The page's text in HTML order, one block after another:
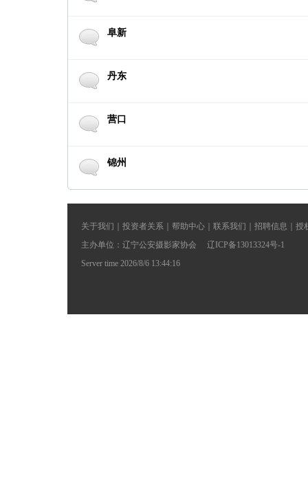
阜新
丹东
营口
锦州
关于我们 投资者关系｜ 帮助中心｜ 联系我们 招聘信息
授
主办单位：辽宁公安摄影家协会 辽ICP备13013324号-1
Server time 2026/8/6 13:44:16